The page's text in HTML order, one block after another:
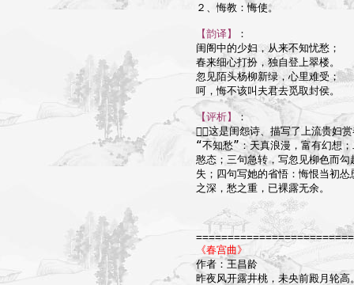
２、悔教：悔使。
【韵译】
：
闺阁中的少妇，从来不知忧愁；
春来细心打扮，独自登上翠楼。
忽见陌头杨柳新绿，心里难受；
呵，悔不该叫夫君去觅取封侯。
【评析】 ：
这是闺怨诗、描写了上流贵妇
“不知愁”：天真浪漫，富有幻想
憨态；三句急转，写忽见柳色而
失；四句写她的省悟：悔恨当初
之深，愁之重，已裸露无余。
《春宫曲》
作者：王昌龄
昨夜风开露井桃，未央前殿月轮高